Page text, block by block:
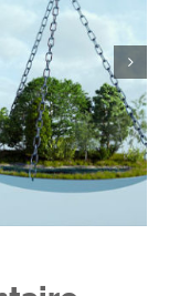
à la liberté de
?